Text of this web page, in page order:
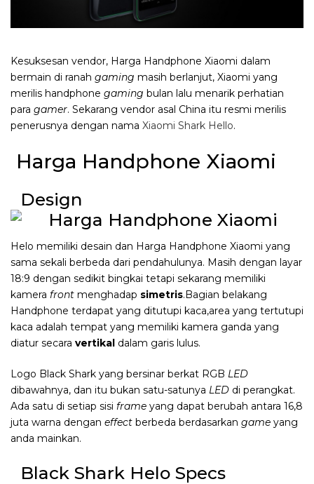
Kesuksesan vendor, Harga Handphone Xiaomi dalam
bermain di ranah gaming masih berlanjut, Xiaomi yang
merilis handphone gaming bulan lalu menarik perhatian
para gamer. Sekarang vendor asal China itu resmi merilis
penerusnya dengan nama Xiaomi Shark Hello.
Harga Handphone Xiaomi
Design
Helo memiliki desain dan Harga Handphone Xiaomi yang
sama sekali berbeda dari pendahulunya. Masih dengan layar
18:9 dengan sedikit bingkai tetapi sekarang memiliki
kamera front menghadap simetris.Bagian belakang
Handphone terdapat yang ditutupi kaca,area yang tertutupi
kaca adalah tempat yang memiliki kamera ganda yang
diatur secara vertikal dalam garis lulus.
Logo Black Shark yang bersinar berkat RGB LED
dibawahnya, dan itu bukan satu-satunya LED di perangkat.
Ada satu di setiap sisi frame yang dapat berubah antara 16,8
juta warna dengan effect berbeda berdasarkan game yang
anda mainkan.
Black Shark Helo Specs